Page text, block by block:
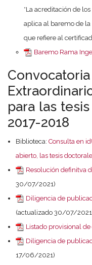
*La acreditación de
aplica al baremo de la
que refiere al
Baremo Rama
para las
2017-2018
Biblioteca: Consulta en
abierto, las tesis
Resolución definitva
30/07/2021)
Diligencia de
(actualizado 30/07/
Listado provisional
Diligencia de
17/06/2021)